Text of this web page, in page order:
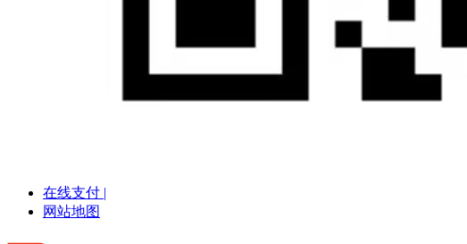
在线支付 |
网站地图